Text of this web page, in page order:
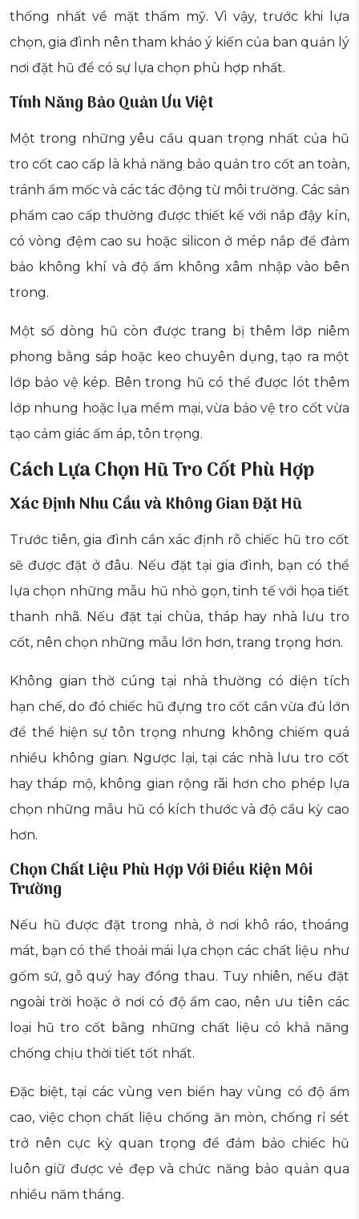
thống nhất về mặt thẩm mỹ. Vì vậy, trước khi lựa
chọn, gia đình nên tham khảo ý kiến của ban quản lý
nơi đặt hũ để có sự lựa chọn phù hợp nhất.
Tính Năng Bảo Quản Ưu Việt
Một trong những yêu cầu quan trọng nhất của hũ
tro cốt cao cấp là khả năng bảo quản tro cốt an toàn,
tránh ẩm mốc và các tác động từ môi trường. Các sản
phẩm cao cấp thường được thiết kế với nắp đậy kín,
có vòng đệm cao su hoặc silicon ở mép nắp để đảm
bảo không khí và độ ẩm không xâm nhập vào bên
trong.
Một số dòng hũ còn được trang bị thêm lớp niêm
phong bằng sáp hoặc keo chuyên dụng, tạo ra một
lớp bảo vệ kép. Bên trong hũ có thể được lót thêm
lớp nhung hoặc lụa mềm mại, vừa bảo vệ tro cốt vừa
tạo cảm giác ấm áp, tôn trọng.
Cách Lựa Chọn Hũ Tro Cốt Phù Hợp
Xác Định Nhu Cầu và Không Gian Đặt Hũ
Trước tiên, gia đình cần xác định rõ chiếc hũ tro cốt
sẽ được đặt ở đâu. Nếu đặt tại gia đình, bạn có thể
lựa chọn những mẫu hũ nhỏ gọn, tinh tế với họa tiết
thanh nhã. Nếu đặt tại chùa, tháp hay nhà lưu tro
cốt, nên chọn những mẫu lớn hơn, trang trọng hơn.
Không gian thờ cúng tại nhà thường có diện tích
hạn chế, do đó chiếc hũ đựng tro cốt cần vừa đủ lớn
để thể hiện sự tôn trọng nhưng không chiếm quá
nhiều không gian. Ngược lại, tại các nhà lưu tro cốt
hay tháp mộ, không gian rộng rãi hơn cho phép lựa
chọn những mẫu hũ có kích thước và độ cầu kỳ cao
hơn.
Chọn Chất Liệu Phù Hợp Với Điều Kiện Môi
Trường
Nếu hũ được đặt trong nhà, ở nơi khô ráo, thoáng
mát, bạn có thể thoải mái lựa chọn các chất liệu như
gốm sứ, gỗ quý hay đồng thau. Tuy nhiên, nếu đặt
ngoài trời hoặc ở nơi có độ ẩm cao, nên ưu tiên các
loại hũ tro cốt bằng những chất liệu có khả năng
chống chịu thời tiết tốt nhất.
Đặc biệt, tại các vùng ven biển hay vùng có độ ẩm
cao, việc chọn chất liệu chống ăn mòn, chống rỉ sét
trở nên cực kỳ quan trọng để đảm bảo chiếc hũ
luôn giữ được vẻ đẹp và chức năng bảo quản qua
nhiều năm tháng.